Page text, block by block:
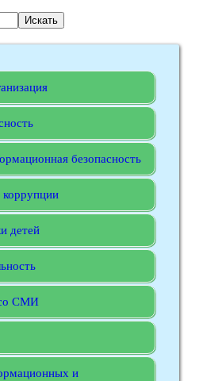
Искать
безопасность
коррупции
детей
СМИ
и